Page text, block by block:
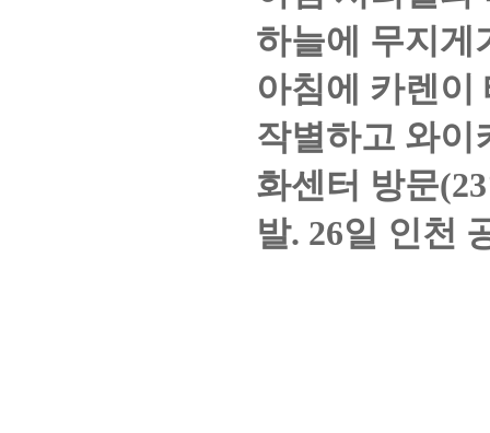
하늘에 무지게
아침에 카렌
작별하고 와이
화센터 방문
발. 26일 인천